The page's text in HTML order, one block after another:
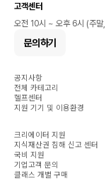
고객센터
오전 10시 ~ 오후 6시 (주말,
문의하기
공지사항
전체 카테고리
헬프센터
지원 기기 및 이용환경
크리에이터 지원
지식재산권 침해 신고 센터
국비 지원
기업고객 문의
클래스 개별 구매